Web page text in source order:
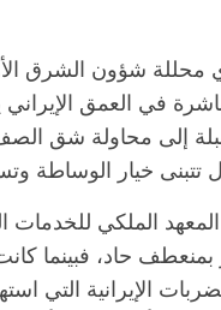
محللة شؤون الشرق
في العمق الإيراني
إلى محاولة شق
تتبنى خيار الوساطة
الملكي
حاد، فبينما
الإيرانية التي